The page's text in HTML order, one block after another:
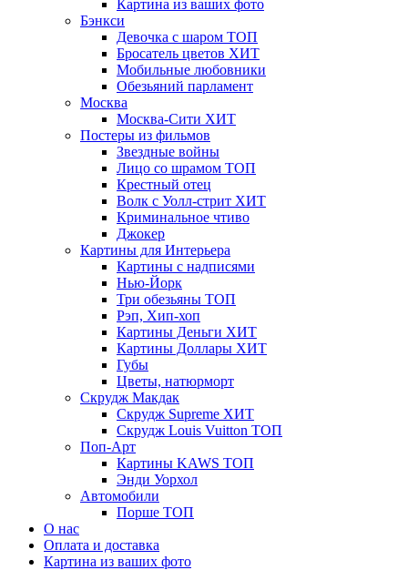
Картина из ваших фото
Бэнкси
Девочка с шаром ТОП
Бросатель цветов ХИТ
Мобильные любовники
Обезьяний парламент
Москва
Москва-Сити ХИТ
Постеры из фильмов
Звездные войны
Лицо со шрамом ТОП
Крестный отец
Волк с Уолл-стрит ХИТ
Криминальное чтиво
Джокер
Картины для Интерьера
Картины с надписями
Нью-Йорк
Три обезьяны ТОП
Рэп, Хип-хоп
Картины Деньги ХИТ
Картины Доллары ХИТ
Губы
Цветы, натюрморт
Скрудж Макдак
Скрудж Supreme ХИТ
Скрудж Louis Vuitton ТОП
Поп-Арт
Картины KAWS ТОП
Энди Уорхол
Автомобили
Порше ТОП
О нас
Оплата и доставка
Картина из ваших фото